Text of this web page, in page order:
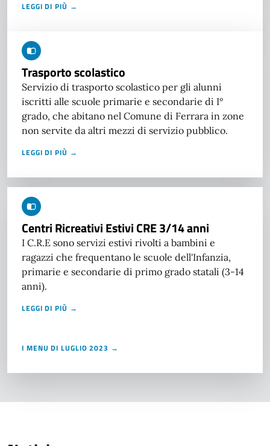
LEGGI DI PIÙ →
Trasporto scolastico
Servizio di trasporto scolastico per gli alunni
iscritti alle scuole primarie e secondarie di I°
grado, che abitano nel Comune di Ferrara in zone
non servite da altri mezzi di servizio pubblico.
LEGGI DI PIÙ →
Centri Ricreativi Estivi CRE 3/14 anni
I C.R.E sono servizi estivi rivolti a bambini e
ragazzi che frequentano le scuole dell'Infanzia,
primarie e secondarie di primo grado statali (3-14
anni).
LEGGI DI PIÙ →
I MENU DI LUGLIO 2023 →